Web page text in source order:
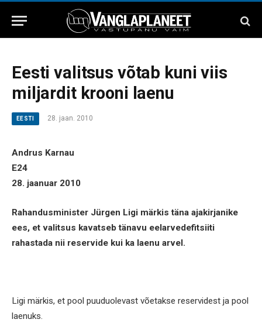
Eesti valitsus võtab kuni viis
miljardit krooni laenu
EESTI 28. jaan. 2010
Andrus Karnau
E24
28. jaanuar 2010
Rahandusminister Jürgen Ligi märkis täna ajakirjanike
ees, et valitsus kavatseb tänavu eelarvedefitsiiti
rahastada nii reservide kui ka laenu arvel.
Ligi märkis, et pool puuduolevast võetakse reservidest ja pool
laenuks.